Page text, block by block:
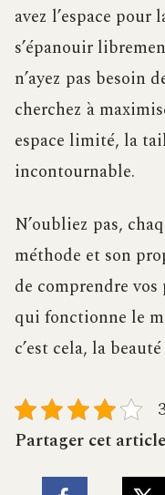
avez l’espace
s’épanouir
n’ayez pas besoin
cherchez à
espace limité, la
incontournable.
N’oubliez pas,
méthode et son
de comprendre
qui fonctionne le
c’est cela, la
Partager cet article